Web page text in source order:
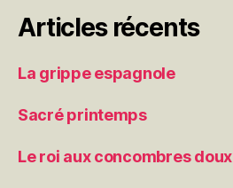
Articles récents
La grippe espagnole
Sacré printemps
Le roi aux concombres doux